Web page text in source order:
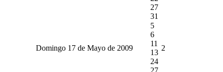
27
31
Domingo 17 de Mayo de 2009
5
6
11
13
24
27
2